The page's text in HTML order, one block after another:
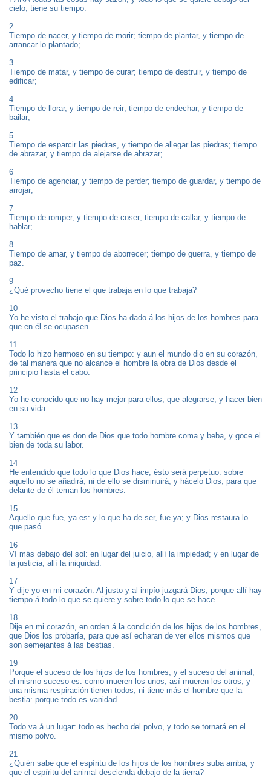
cielo, tiene su tiempo:
2
Tiempo de nacer, y tiempo de morir; tiempo de plantar, y tiempo de
arrancar lo plantado;
3
Tiempo de matar, y tiempo de curar; tiempo de destruir, y tiempo de
edificar;
4
Tiempo de llorar, y tiempo de reir; tiempo de endechar, y tiempo de
bailar;
5
Tiempo de esparcir las piedras, y tiempo de allegar las piedras; tiempo
de abrazar, y tiempo de alejarse de abrazar;
6
Tiempo de agenciar, y tiempo de perder; tiempo de guardar, y tiempo de
arrojar;
7
Tiempo de romper, y tiempo de coser; tiempo de callar, y tiempo de
hablar;
8
Tiempo de amar, y tiempo de aborrecer; tiempo de guerra, y tiempo de
paz.
9
¿Qué provecho tiene el que trabaja en lo que trabaja?
10
Yo he visto el trabajo que Dios ha dado á los hijos de los hombres para
que en él se ocupasen.
11
Todo lo hizo hermoso en su tiempo: y aun el mundo dio en su corazón,
de tal manera que no alcance el hombre la obra de Dios desde el
principio hasta el cabo.
12
Yo he conocido que no hay mejor para ellos, que alegrarse, y hacer bien
en su vida:
13
Y también que es don de Dios que todo hombre coma y beba, y goce el
bien de toda su labor.
14
He entendido que todo lo que Dios hace, ésto será perpetuo: sobre
aquello no se añadirá, ni de ello se disminuirá; y hácelo Dios, para que
delante de él teman los hombres.
15
Aquello que fue, ya es: y lo que ha de ser, fue ya; y Dios restaura lo
que pasó.
16
Ví más debajo del sol: en lugar del juicio, allí la impiedad; y en lugar de
la justicia, allí la iniquidad.
17
Y dije yo en mi corazón: Al justo y al impío juzgará Dios; porque allí hay
tiempo á todo lo que se quiere y sobre todo lo que se hace.
18
Dije en mi corazón, en orden á la condición de los hijos de los hombres,
que Dios los probaría, para que así echaran de ver ellos mismos que
son semejantes á las bestias.
19
Porque el suceso de los hijos de los hombres, y el suceso del animal,
el mismo suceso es: como mueren los unos, así mueren los otros; y
una misma respiración tienen todos; ni tiene más el hombre que la
bestia: porque todo es vanidad.
20
Todo va á un lugar: todo es hecho del polvo, y todo se tornará en el
mismo polvo.
21
¿Quién sabe que el espíritu de los hijos de los hombres suba arriba, y
que el espíritu del animal descienda debajo de la tierra?